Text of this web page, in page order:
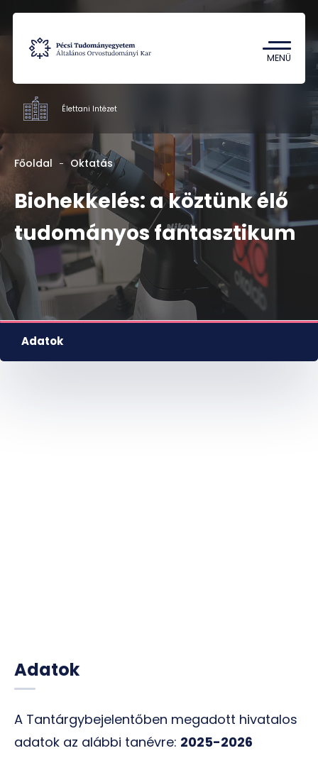
MENÜ
Tantárgykereső
Campus térkép
Kutatás
Munkatársak
Rólunk
Kapcsolat
Élettani Intézet
Főoldal Oktatás
Biohekkelés: a köztünk élő
tudományos fantasztikum
Adatok
A Tantárgybejelentőben megadott hivatalos
adatok az alábbi tanévre: 2025-2026
Adatok